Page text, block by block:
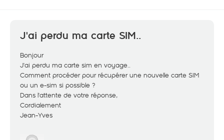
J'ai perdu ma carte SIM..
Bonjour
J'ai perdu ma carte sim en voyage..
Comment procéder pour récupérer une nouvelle carte SIM
ou un e-sim si possible ?
Dans l'attente de votre réponse,
Cordialement
Jean-Yves